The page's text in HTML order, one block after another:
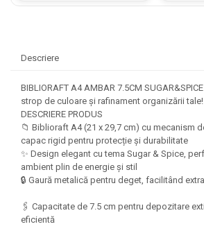
Carti de Colorat pentru copii
Carti Educative
Carnetele notite copii
Jurnale cu cheita, lacat,
magnet
Pasta modelatoare
Harti de perete
accesorii
Cutii, Sacose, Pungi, Ambalaje
Christmas
Decoratiuni Craciun
Diverse Articole de Craciun
Felicitari Craciun
Figurine, Ornamente Pasla /Lemn/
Moos
Fundite, Panglici , Benzi Craciun
Snur, sarma, elastic, fir
Animale/ Insecte
Decoratiuni din Lemn
Decoratiuni din polistiren
Decoratiuni Diverse
Decoratiuni Fetru
Decoratiuni Moosgummi
Decoratiuni Papier Mache
Nasturi
Descriere
BIBLIORAFT A4 AMBAR 7.5CM
strop de culoare și rafinament organizării tale!
DESCRIERE PRODUS
📁 Biblioraft A4 (21 x 29,7 cm) cu mecanism
capac rigid pentru protecție și durabilitate
✨ Design elegant cu tema Sugar & Spice,
ambient plin de energie și stil
🔒 Gaură metalică pentru deget, facilitând
🖇️ Capacitate de 7.5 cm pentru depozitare
eficientă